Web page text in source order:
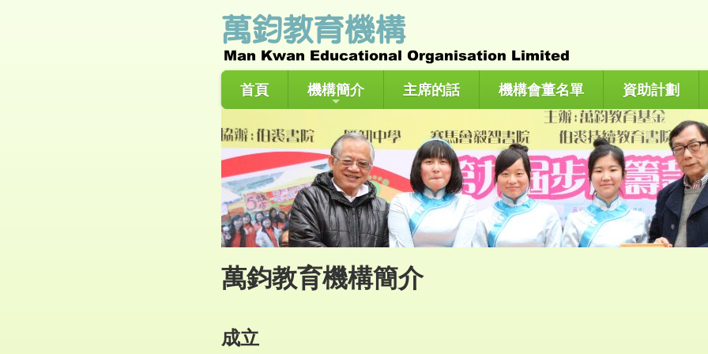
首頁 機構簡介 主席的話 機構會董名單 資助計劃
萬鈞教育機構簡介
成立